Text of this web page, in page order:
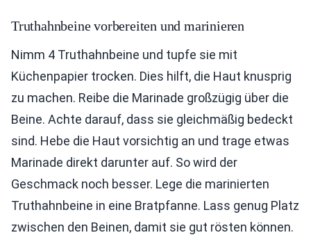
Truthahnbeine vorbereiten und marinieren
Nimm 4 Truthahnbeine und tupfe sie mit
Küchenpapier trocken. Dies hilft, die Haut knusprig
zu machen. Reibe die Marinade großzügig über die
Beine. Achte darauf, dass sie gleichmäßig bedeckt
sind. Hebe die Haut vorsichtig an und trage etwas
Marinade direkt darunter auf. So wird der
Geschmack noch besser. Lege die marinierten
Truthahnbeine in eine Bratpfanne. Lass genug Platz
zwischen den Beinen, damit sie gut rösten können.